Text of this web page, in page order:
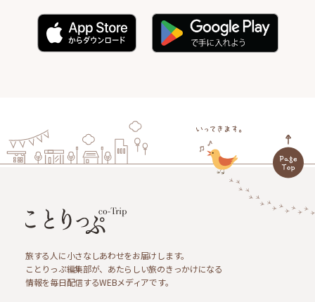
旅する人に小さなしあわせをお届けします。
ことりっぷ編集部が、あたらしい旅のきっかけになる
情報を毎日配信するWEBメディアです。